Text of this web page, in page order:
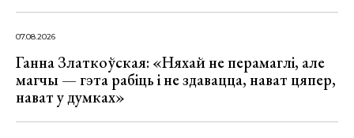
07.08.2026
Ганна Златкоўская: «Няхай не перамаглі, але
магчы — гэта рабіць і не здавацца, нават цяпер,
нават у думках»